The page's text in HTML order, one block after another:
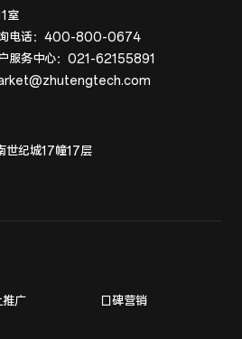
室
电话：400-800-0674
服务中心：021-62155891
世纪城17幢17层
广 口碑营销